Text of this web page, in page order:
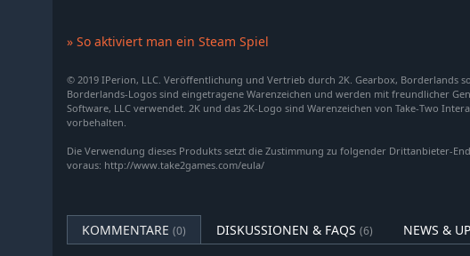
» So aktiviert man ein Steam Spiel
© 2019 IPerion, LLC. Veröffentlichung und Vertrieb durch 2K. Gearbox, Borderlands
Borderlands-Logos sind eingetragene Warenzeichen und werden mit freundlicher
Software, LLC verwendet. 2K und das 2K-Logo sind Warenzeichen von Take-Two
vorbehalten.
Die Verwendung dieses Produkts setzt die Zustimmung zu folgender Drittanbieter-
voraus: http://www.take2games.com/eula/
KOMMENTARE (0) DISKUSSIONEN & FAQS (6) NEWS &